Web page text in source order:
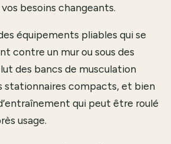
besoins changeants.
équipements pliables qui se
contre un mur ou sous des
des bancs de musculation
stationnaires compacts, et bien
qui peut être roulé
usage.